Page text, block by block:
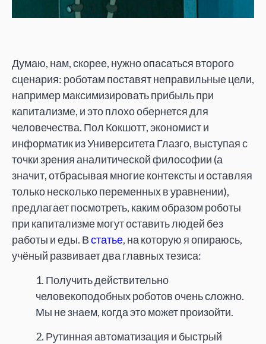
Думаю, нам, скорее, нужно опасаться второго
сценария: роботам поставят неправильные цели,
например максимизировать прибыль при
капитализме, и это плохо обернется для
человечества. Пол Кокшотт, экономист и
информатик из Университета Глазго, выступая с
точки зрения аналитической философии (а
значит, отбрасывая многие контексты и оставляя
только несколько переменных в уравнении),
предлагает посмотреть, каким образом роботы
при капитализме могут оставить людей без
работы и еды. Встатье, на которую я опираюсь,
учёный развивает два главных тезиса:
1. Получить действительно
человекоподобных роботов очень сложно.
Мы не знаем, когда это может произойти.
2. Рутинная автоматизация и быстрый